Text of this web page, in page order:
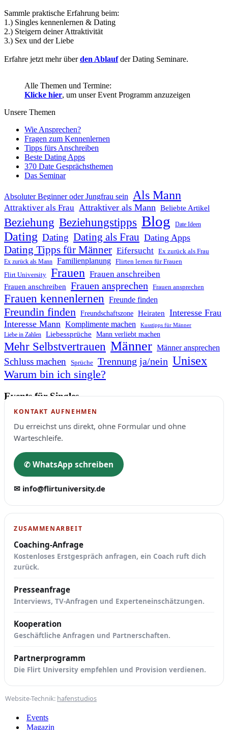
Sammle praktische Erfahrung beim:
1.) Singles kennenlernen & Dating
2.) Steigern deiner Attraktivität
3.) Sex und der Liebe
Erfahre jetzt mehr überden Ablaufder Dating Seminare.
Alle Themen und Termine:
Klicke hier, um unser Event Programm anzuzeigen
Unsere Themen
Wie Ansprechen?
Fragen zum Kennenlernen
Tipps fürs Anschreiben
Beste Dating Apps
370 Date Gesprächsthemen
Das Seminar
Absoluter Beginner oder Jungfrau sein Als Mann
Attraktiver als Frau Attraktiver als Mann Beliebte Artikel
Beziehung Beziehungstipps Blog Date Ideen
Dating Dating Dating als Frau Dating Apps
Dating Tipps für Männer Eifersucht Ex zurück als Frau
Ex zurück als Mann Familienplanung Flirten lernen für Frauen
Flirt University Frauen Frauen anschreiben
Frauen anschreiben Frauen ansprechen Frauen ansprechen
Frauen kennenlernen Freunde finden
Freundin finden Freundschaftszone Heiraten
Interesse Frau
Interesse Mann Komplimente machen Kusstipps für Männer
Liebe in Zahlen Liebessprüche Mann verliebt machen
Mehr Selbstvertrauen Männer Männer ansprechen
Schluss machen Sprüche Trennung ja/nein Unisex
Warum bin ich single?
Events für Singles
KONTAKT AUFNEHMEN
Du erreichst uns direkt, ohne Formular und ohne
Warteschleife.
✆ WhatsApp schreiben
✉ info@flirtuniversity.de
ZUSAMMENARBEIT
Coaching-Anfrage
Kostenloses Erstgespräch anfragen, ein Coach ruft dich
zurück.
Presseanfrage
Interviews, TV-Anfragen und Experteneinschätzungen.
Kooperation
Geschäftliche Anfragen und Partnerschaften.
Partnerprogramm
Die Flirt University empfehlen und Provision verdienen.
Website-Technik: hafenstudios
Events
Magazin